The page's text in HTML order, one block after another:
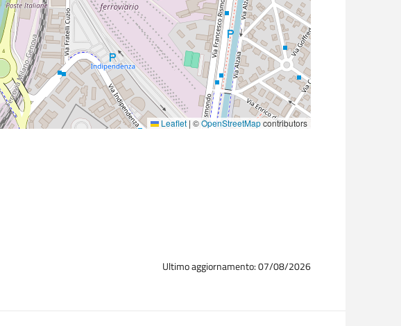
Leaflet | ©OpenStreetMapcontributors
Ultimo aggiornamento: 07/08/2026